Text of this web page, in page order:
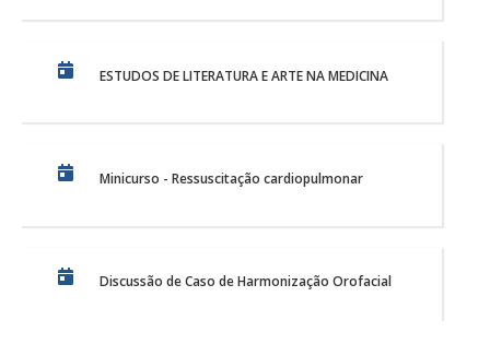
ESTUDOS DE LITERATURA E ARTE NA MEDICINA
Minicurso - Ressuscitação cardiopulmonar
Discussão de Caso de Harmonização Orofacial